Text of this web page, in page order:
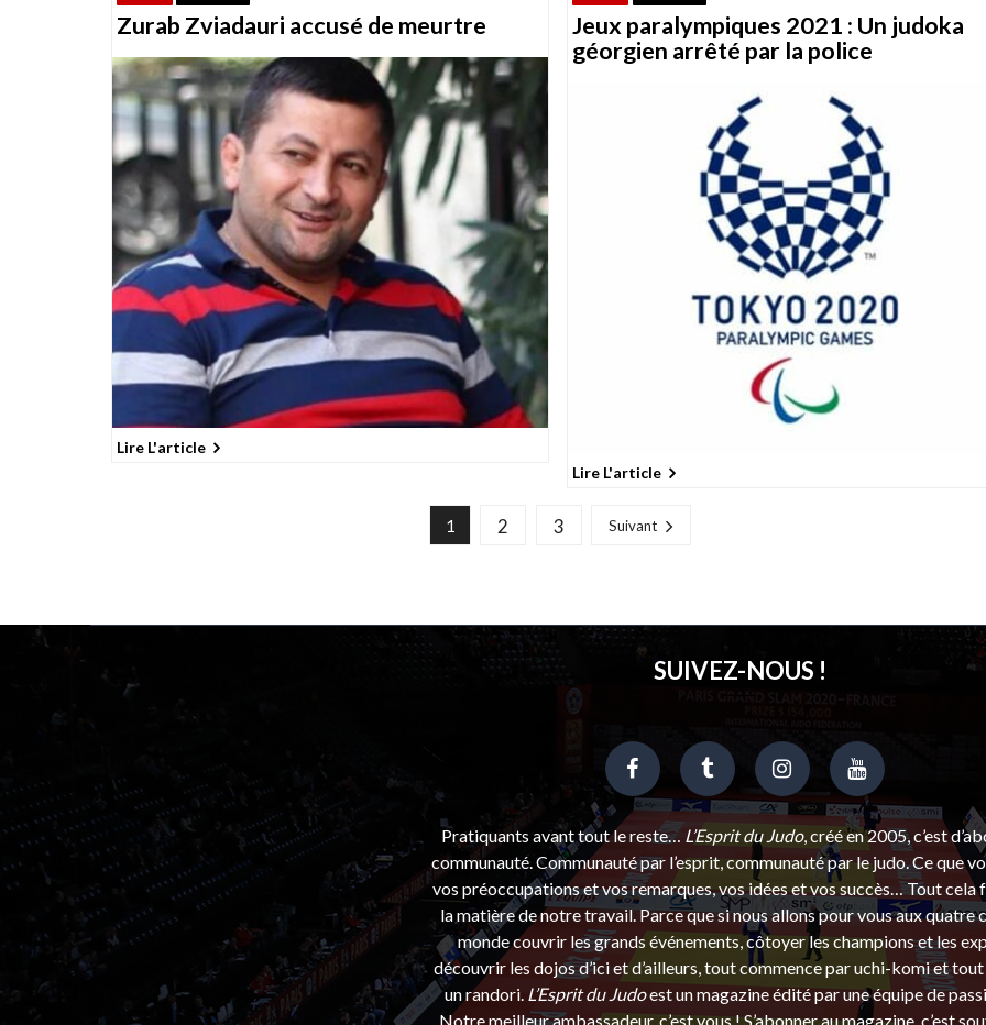
Zurab Zviadauri accusé de meurtre
Lire L'article
Jeux paralympiques 2021 : Un judoka
géorgien arrêté par la police
Lire L'article
1 2 3 Suivant
SUIVEZ-NOUS !
Pratiquants avant tout le reste… L’Esprit du Judo, créé en 2005, c’est
communauté. Communauté par l’esprit, communauté par le judo. Ce que
vos préoccupations et vos remarques, vos idées et vos succès… Tout cela
la matière de notre travail. Parce que si nous allons pour vous aux quatre
monde couvrir les grands événements, côtoyer les champions et les
découvrir les dojos d’ici et d’ailleurs, tout commence par uchi-komi et
un randori. L’Esprit du Judoest un magazine édité par une équipe de
Notre meilleur ambassadeur, c’est vous ! S’abonner au magazine, c’est